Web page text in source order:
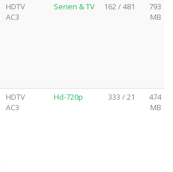
HDTV
AC3
Serien & TV 162 / 481
793
MB
HDTV
AC3
Hd-720p 333 / 21
474
MB